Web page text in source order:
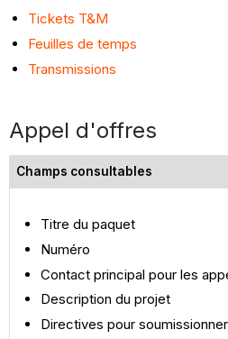
Tickets T&M
Feuilles de temps
Transmissions
Appel d'offres
Champs consultables
Titre du paquet
Numéro
Contact principal pour les
Description du projet
Directives pour soumissionner